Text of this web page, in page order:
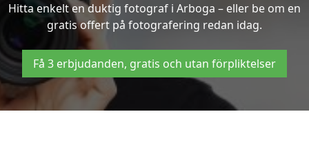
Hitta enkelt en duktig fotograf i Arboga – eller be om en
gratis offert på fotografering redan idag.
Få 3 erbjudanden, gratis och utan förpliktelser